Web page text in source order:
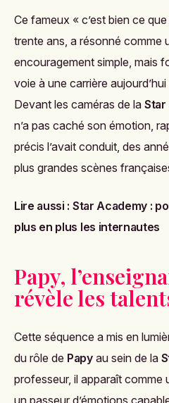
Ce fameux « c’est bien ce
trente ans, a résonné comme
encouragement simple, mais
voie à une carrière
Devant les caméras de la Star
n’a pas caché son émotion,
précis l’avait conduit, des
plus grandes scènes
Lire aussi : Star Academy :
plus en plus les internautes
Papy,
révèle les
Cette séquence a mis en
du rôle de Papyau sein de la
professeur, il apparaît comme